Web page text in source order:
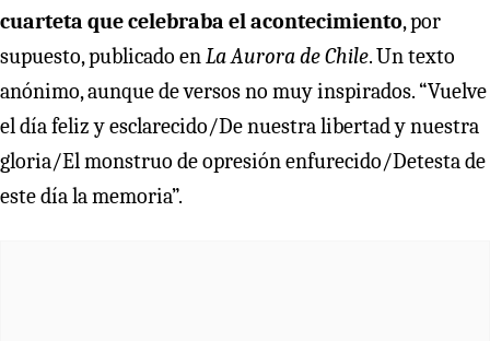
cuarteta que celebraba el acontecimiento, por
supuesto, publicado enLa Aurora de Chile. Un texto
anónimo, aunque de versos no muy inspirados. “Vuelve
el día feliz y esclarecido/De nuestra libertad y nuestra
gloria/El monstruo de opresión enfurecido/Detesta de
este día la memoria”.